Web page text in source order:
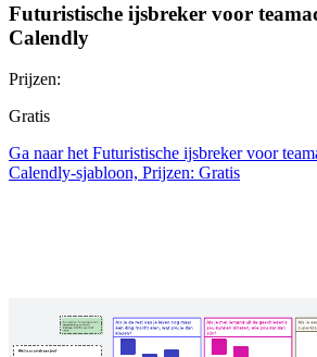
Futuristische ijsbreker voor
Calendly
Prijzen:
Gratis
Ga naar het Futuristische ijsbreker voor
Calendly-sjabloon, Prijzen: Gratis